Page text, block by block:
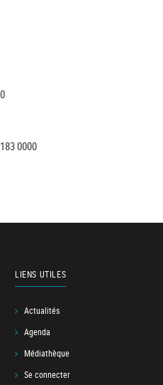
0000
LIENS UTILES
Actualités
Agenda
Médiathèque
Se connecter